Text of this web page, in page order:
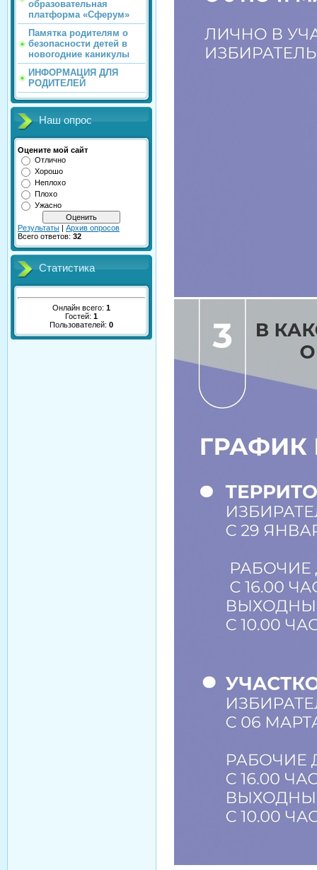
образовательная
платформа «Сферум»
Памятка родителям о
безопасности детей в
новогодние каникулы
ИНФОРМАЦИЯ ДЛЯ
РОДИТЕЛЕЙ
Наш опрос
Оцените мой сайт
Отлично
Хорошо
Неплохо
Плохо
Ужасно
Результаты | Архив опросов
Всего ответов: 32
Статистика
Онлайн всего: 1
Гостей: 1
Пользователей: 0